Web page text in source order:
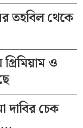
তহবিল থেকে
ও
দাবির চেক